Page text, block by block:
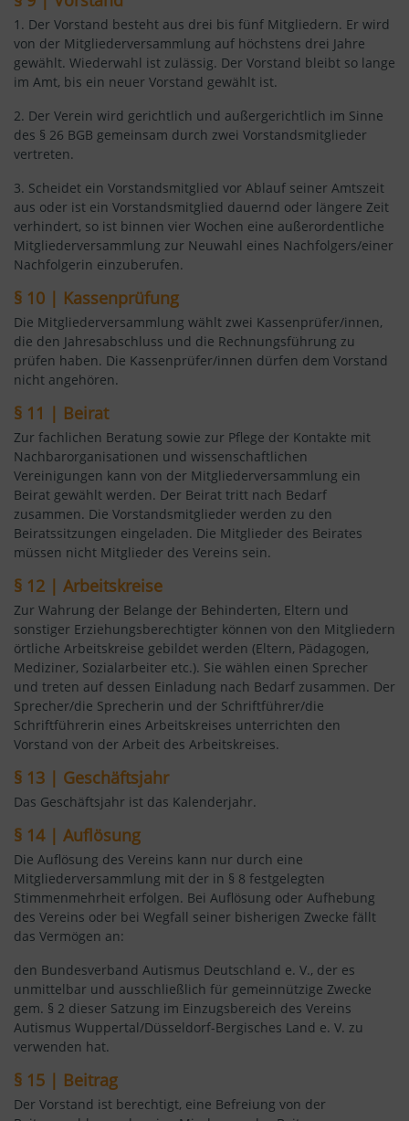
1. Der Vorstand besteht aus drei bis fünf Mitgliedern. Er wird
von der Mitgliederversammlung auf höchstens drei Jahre
gewählt. Wiederwahl ist zulässig. Der Vorstand bleibt so lange
im Amt, bis ein neuer Vorstand gewählt ist.
2. Der Verein wird gerichtlich und außergerichtlich im Sinne
des § 26 BGB gemeinsam durch zwei Vorstandsmitglieder
vertreten.
3. Scheidet ein Vorstandsmitglied vor Ablauf seiner Amtszeit
aus oder ist ein Vorstandsmitglied dauernd oder längere Zeit
verhindert, so ist binnen vier Wochen eine außerordentliche
Mitgliederversammlung zur Neuwahl eines Nachfolgers/einer
Nachfolgerin einzuberufen.
§ 10 | Kassenprüfung
Die Mitgliederversammlung wählt zwei Kassenprüfer/innen,
die den Jahresabschluss und die Rechnungsführung zu
prüfen haben. Die Kassenprüfer/innen dürfen dem Vorstand
nicht angehören.
§ 11 | Beirat
Zur fachlichen Beratung sowie zur Pflege der Kontakte mit
Nachbarorganisationen und wissenschaftlichen
Vereinigungen kann von der Mitgliederversammlung ein
Beirat gewählt werden. Der Beirat tritt nach Bedarf
zusammen. Die Vorstandsmitglieder werden zu den
Beiratssitzungen eingeladen. Die Mitglieder des Beirates
müssen nicht Mitglieder des Vereins sein.
§ 12 | Arbeitskreise
Zur Wahrung der Belange der Behinderten, Eltern und
sonstiger Erziehungsberechtigter können von den Mitgliedern
örtliche Arbeitskreise gebildet werden (Eltern, Pädagogen,
Mediziner, Sozialarbeiter etc.). Sie wählen einen Sprecher
und treten auf dessen Einladung nach Bedarf zusammen. Der
Sprecher/die Sprecherin und der Schriftführer/die
Schriftführerin eines Arbeitskreises unterrichten den
Vorstand von der Arbeit des Arbeitskreises.
§ 13 | Geschäftsjahr
Das Geschäftsjahr ist das Kalenderjahr.
§ 14 | Auflösung
Die Auflösung des Vereins kann nur durch eine
Mitgliederversammlung mit der in § 8 festgelegten
Stimmenmehrheit erfolgen. Bei Auflösung oder Aufhebung
des Vereins oder bei Wegfall seiner bisherigen Zwecke fällt
das Vermögen an:
den Bundesverband Autismus Deutschland e. V., der es
unmittelbar und ausschließlich für gemeinnützige Zwecke
gem. § 2 dieser Satzung im Einzugsbereich des Vereins
Autismus Wuppertal/Düsseldorf-Bergisches Land e. V. zu
verwenden hat.
§ 15 | Beitrag
Der Vorstand ist berechtigt, eine Befreiung von der